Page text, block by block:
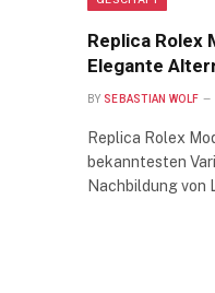
Replica Rolex
Elegante
BY SEBASTIAN WOLF
Replica Rolex
bekanntesten
Nachbildung von